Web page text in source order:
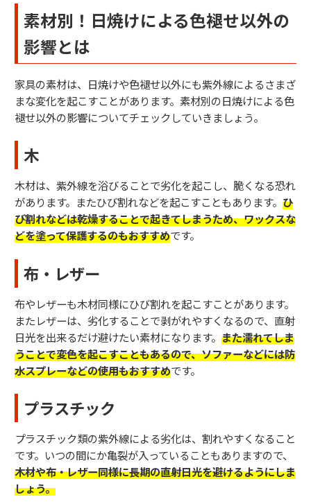
素材別！日焼けによる色褪せ以外の
影響とは
家具の素材は、日焼けや色褪せ以外にも紫外線によるさまざ
まな変化を起こすことがあります。素材別の日焼けによる色
褪せ以外の影響についてチェックしていきましょう。
木
木材は、紫外線を浴びることで劣化を起こし、脆くなる恐れ
があります。またひび割れなどを起こすこともあります。 ひ
び割れなどは乾燥することで起きてしまうため、ワックスな
どを塗って保護するのもおすすめです。
布・レザー
布やレザーも木材同様にひび割れを起こすことがあります。
またレザーは、劣化することで剥がれやすくなるので、直射
日光を出来るだけ避けたい素材になります。 また濡れてしま
うことで変色を起こすこともあるので、ソファーなどには防
水スプレーなどの使用もおすすめです。
プラスチック
プラスチック類の紫外線による劣化は、割れやすくなること
です。いつの間にか亀裂が入っていることもありますので、
木材や布・レザー同様に長期の直射日光を避けるようにしま
しょう。